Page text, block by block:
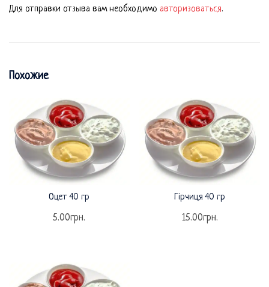
Для отправки отзыва вам необходимо авторизоваться.
Похожие
Оцет 40 гр
5.00грн.
Гірчиця 40 гр
15.00грн.